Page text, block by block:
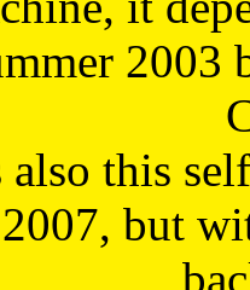
2003
also this
but